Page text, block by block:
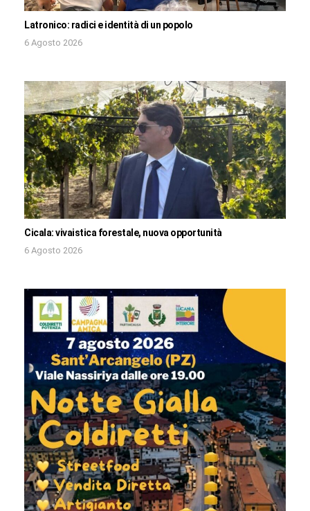
Latronico: radici e identità di un popolo
6 Agosto 2026
Cicala: vivaistica forestale, nuova opportunità
6 Agosto 2026